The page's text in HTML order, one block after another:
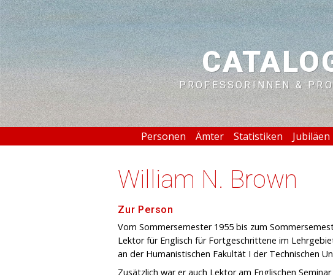
PROFESSORINNEN &
Personen Ämter Statistiken Jubiläen
William N. Brown
Zur Person
Vom Sommersemester 1955 bis zum
Lektor für Englisch für Fortgeschrittene im
an der Humanistischen Fakultät I der Technischen
Zusätzlich war er auch Lektor am Englischen